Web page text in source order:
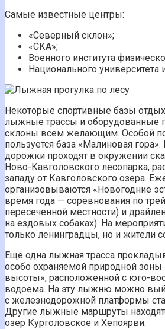
Самые известные центры:
«Северный склон»;
«СКА»;
Военного института
Национального университета
Некоторые спортивные базы
лыжные трассы и оборудованные
склоны всем желающим. Особой
пользуется база «Малиновая
дорожки проходят в окружении
Ново-Кавголовского лесопарка,
западу от Кавголовского озера.
организовываются «Новогодние
время года — соревнования по
пересеченной местности) и
на ездовых собаках). На
только ленинградцы, но и жители
Еще одна лыжная трасса
особо охраняемой природной зоны
высоты», расположенной с юго-
водоема. На эту лыжню можно
с железнодорожной платформы
Другие лыжные маршруты
озер Курголовское и Хепоярви.